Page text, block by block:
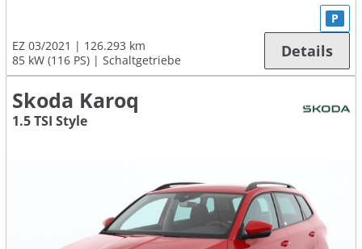
EZ 03/2021
126.293 km
85 kW (116 PS)
Schaltgetriebe
P
Details
Skoda Karoq
1.5 TSI Style